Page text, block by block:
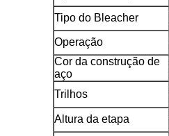
Tipo do Bleacher
Operação
Cor da construção de
aço
Trilhos
Altura da etapa